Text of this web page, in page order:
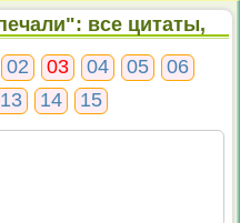
все цитаты,
02 03 04 05
06
13 14 15